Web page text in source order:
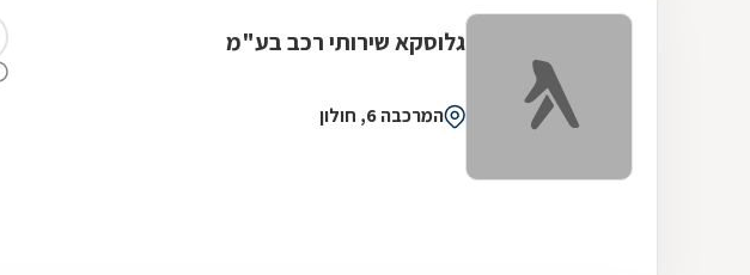
גלוסקא שירותי רכב בע"מ
המרכבה 6, חולון